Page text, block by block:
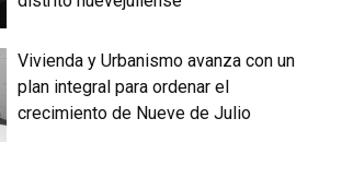
Vivienda y Urbanismo avanza con un
plan integral para ordenar el
crecimiento de Nueve de Julio